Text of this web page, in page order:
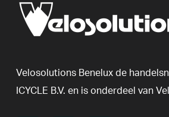
Velosolutions Benelux de
ICYCLE B.V. en is onderdeel van